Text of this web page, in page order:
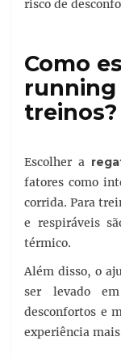
risco de
Como
running
treinos?
Escolher a
fatores como
corrida. Para
e respiráveis
térmico.
Além disso, o
ser levado
desconfortos e
experiência